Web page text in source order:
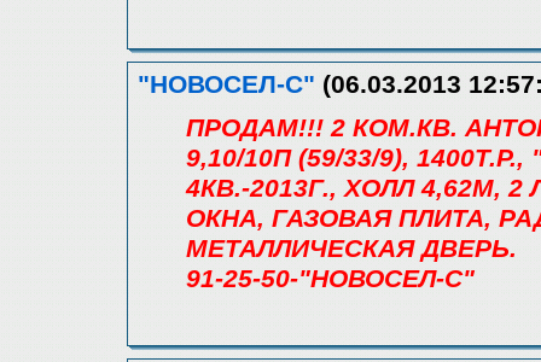
"НОВОСЕЛ-С" (06.03.2013
ПРОДАМ!!! 2 КОМ.КВ.
9,10/10П (59/33/9),
4КВ.-2013Г., ХОЛЛ 4,62М,
ОКНА, ГАЗОВАЯ ПЛИТА,
МЕТАЛЛИЧЕСКАЯ ДВЕРЬ.
91-25-50-"НОВОСЕЛ-С"